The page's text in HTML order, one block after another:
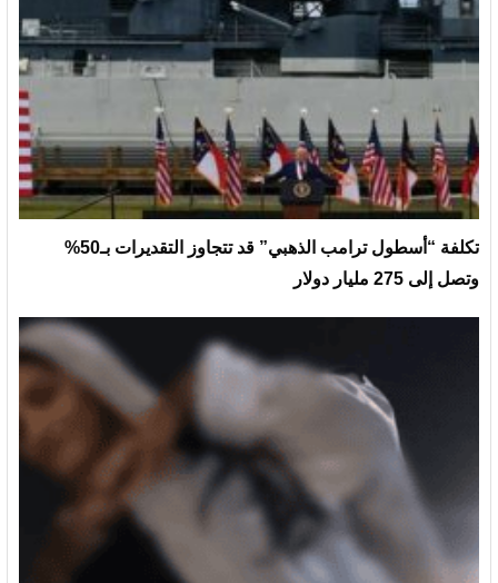
تكلفة “أسطول ترامب الذهبي” قد تتجاوز التقديرات بـ50%
وتصل إلى 275 مليار دولار